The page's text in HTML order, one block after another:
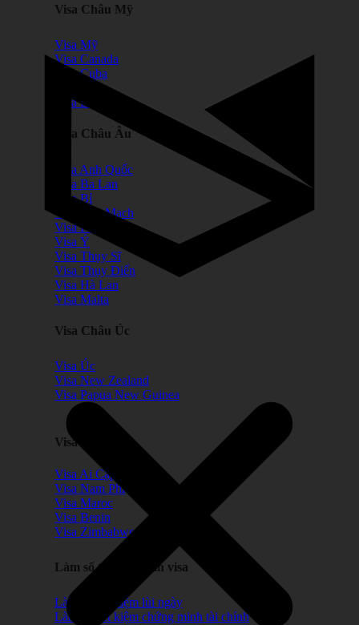
Visa Châu Mỹ
Visa Mỹ
Visa Canada
Visa Cuba
Visa Peru
Visa Brazil
Visa Châu Âu
Visa Anh Quốc
Visa Ba Lan
Visa Bỉ
Visa Đan Mạch
Visa Pháp
Visa Ý
Visa Thụy Sĩ
Visa Thụy Điển
Visa Hà Lan
Visa Malta
Visa Châu Úc
Visa Úc
Visa New Zealand
Visa Papua New Guinea
Visa Châu Phi
Visa Ai Cập
Visa Nam Phi
Visa Maroc
Visa Benin
Visa Zimbabwe
Làm số tiết kiệm xin visa
Làm sổ tiết kiệm lùi ngày
Làm sổ tiết kiệm chứng minh tài chính